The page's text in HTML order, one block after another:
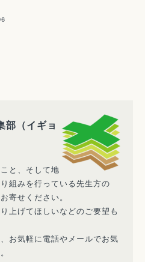
部（イギョ
と、そして地
組みを行っている先生方の
寄せください。
上げてほしいなどのご要望も
お気軽に電話やメールでお気